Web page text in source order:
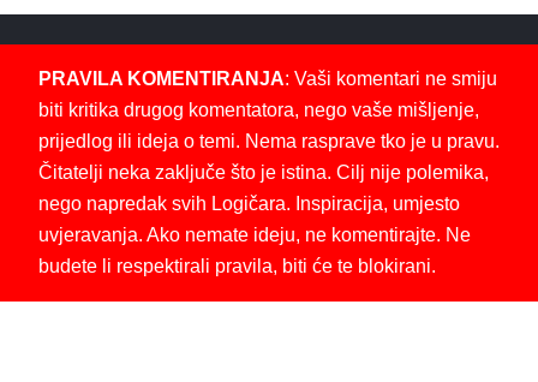
PRAVILA KOMENTIRANJA: Vaši komentari ne smiju
biti kritika drugog komentatora, nego vaše mišljenje,
prijedlog ili ideja o temi. Nema rasprave tko je u pravu.
Čitatelji neka zaključe što je istina. Cilj nije polemika,
nego napredak svih Logičara. Inspiracija, umjesto
uvjeravanja. Ako nemate ideju, ne komentirajte. Ne
budete li respektirali pravila, biti će te blokirani.